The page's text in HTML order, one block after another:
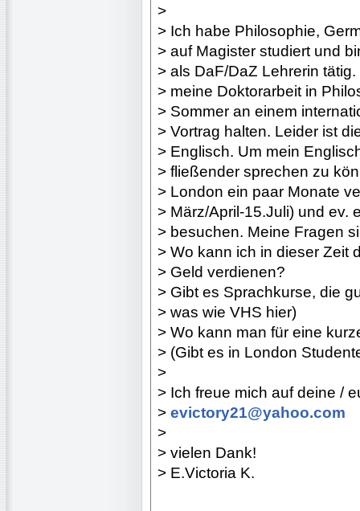
>
> Ich habe Philosophie,
> auf Magister studiert und
> als DaF/DaZ Lehrerin
> meine Doktorarbeit in
> Sommer an einem
> Vortrag halten. Leider ist
> Englisch. Um mein
> fließender sprechen zu
> London ein paar Monate
> März/April-15.Juli) und ev.
> besuchen. Meine Fragen
> Wo kann ich in dieser Zeit
> Geld verdienen?
> Gibt es Sprachkurse, die
> was wie VHS hier)
> Wo kann man für eine
> (Gibt es in London
>
> Ich freue mich auf deine /
> evictory21@yahoo.com
>
> vielen Dank!
> E.Victoria K.